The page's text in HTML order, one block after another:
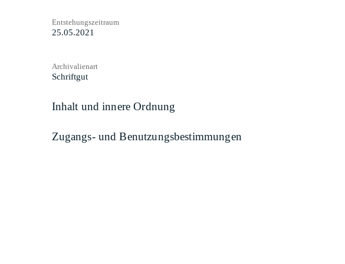
Entstehungszeitraum
25.05.2021
Archivalienart
Schriftgut
Inhalt und innere Ordnung
Zugangs- und Benutzungsbestimmungen